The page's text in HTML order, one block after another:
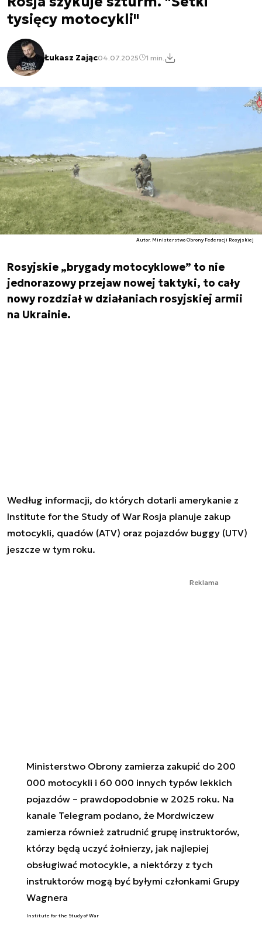
tysięcy motocykli"
Łukasz Zając04.07.2025 1 min.
Autor. Ministerstwo Obrony Federacji Rosyjskiej
Rosyjskie „brygady motocyklowe” to nie
jednorazowy przejaw nowej taktyki, to cały
nowy rozdział w działaniach rosyjskiej armii
na Ukrainie.
Według informacji, do których dotarli amerykanie z
Institute for the Study of War Rosja planuje zakup
motocykli, quadów (ATV) oraz pojazdów buggy (UTV)
jeszcze w tym roku.
Reklama
Ministerstwo Obrony zamierza zakupić do 200
000 motocykli i 60 000 innych typów lekkich
pojazdów – prawdopodobnie w 2025 roku. Na
kanale Telegram podano, że Mordwiczew
zamierza również zatrudnić grupę instruktorów,
którzy będą uczyć żołnierzy, jak najlepiej
obsługiwać motocykle, a niektórzy z tych
instruktorów mogą być byłymi członkami Grupy
Wagnera
Institute for the Study of War